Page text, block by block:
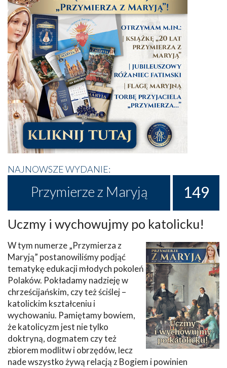
NAJNOWSZE WYDANIE:
Przymierze z Maryją 149
Uczmy i wychowujmy po katolicku!
W tym numerze „Przymierza z
Maryją” postanowiliśmy podjąć
tematykę edukacji młodych pokoleń
Polaków. Pokładamy nadzieję w
chrześcijańskim, czy też ściślej –
katolickim kształceniu i
wychowaniu. Pamiętamy bowiem,
że katolicyzm jest nie tylko
doktryną, dogmatem czy też
zbiorem modlitw i obrzędów, lecz
nade wszystko żywą relacją z Bogiem i powinien